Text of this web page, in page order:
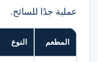
عملية جدًا للسائح.
المطعم النوع